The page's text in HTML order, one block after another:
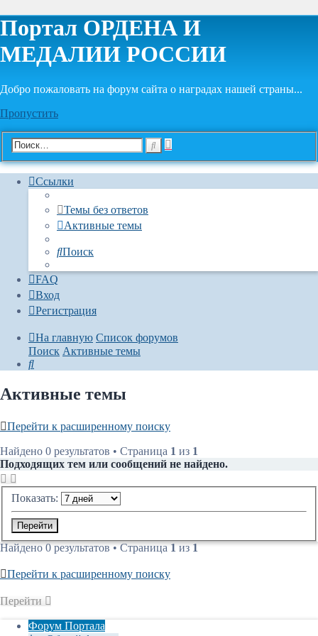
Портал ОРДЕНА И
МЕДАЛИИ РОССИИ
Добро пожаловать на форум сайта о наградах нашей страны...
Пропустить
Расширенный
Ссылки
Темы без ответов
Активные темы
Поиск
FAQ
Вход
Регистрация
На главную Список форумов
Поиск Активные темы
Поиск
Активные темы
Перейти к расширенному поиску
Найдено 0 результатов • Страница 1 из 1
Подходящих тем или сообщений не найдено.
Показать:
Найдено 0 результатов • Страница1из1
Перейти к расширенному поиску
Перейти
Форум Портала